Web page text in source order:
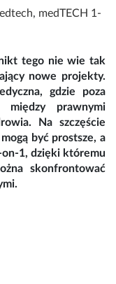
, medTECH 1-
tego nie wie tak
nowe projekty.
gdzie poza
prawnymi
Na szczęście
być prostsze, a
on-1, dzięki któremu
skonfrontować